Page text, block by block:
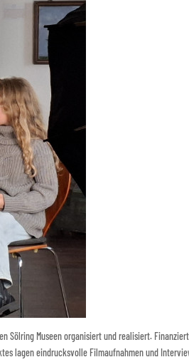
Sölring Museen organisiert und realisiert. Finanziert
lagen eindrucksvolle Filmaufnahmen und